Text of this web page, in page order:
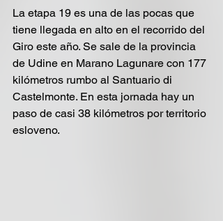
La etapa 19 es una de las pocas que
tiene llegada en alto en el recorrido del
Giro este año. Se sale de la provincia
de Udine en Marano Lagunare con 177
kilómetros rumbo al Santuario di
Castelmonte. En esta jornada hay un
paso de casi 38 kilómetros por territorio
esloveno.